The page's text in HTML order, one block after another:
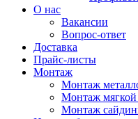
О нас
Вакансии
Вопрос-ответ
Доставка
Прайс-листы
Монтаж
Монтаж
Монтаж мягкой
Монтаж